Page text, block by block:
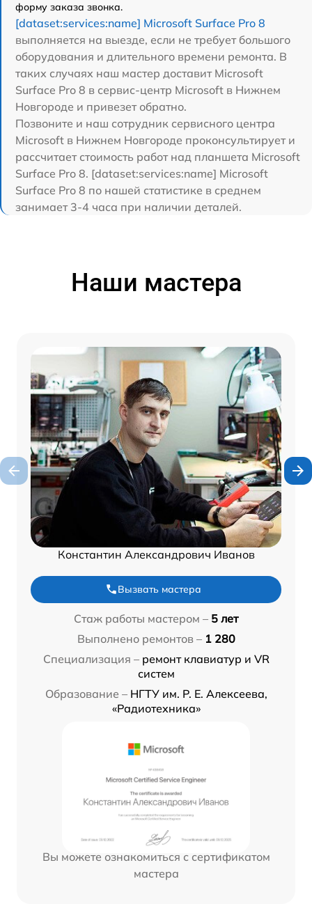
форму заказа звонка.
[dataset:services:name] Microsoft Surface Pro 8
выполняется на выезде, если не требует большого
оборудования и длительного времени ремонта. В
таких случаях наш мастер доставит Microsoft
Surface Pro 8 в сервис-центр Microsoft в Нижнем
Новгороде и привезет обратно.
Позвоните и наш сотрудник сервисного центра
Microsoft в Нижнем Новгороде проконсультирует и
рассчитает стоимость работ над планшета Microsoft
Surface Pro 8. [dataset:services:name] Microsoft
Surface Pro 8 по нашей статистике в среднем
занимает 3-4 часа при наличии деталей.
Наши мастера
Константин Александрович Иванов
Вызвать мастера
Стаж работы мастером – 5 лет
Выполнено ремонтов – 1 280
Специализация – ремонт клавиатур и VR
систем
Образование – НГТУ им. Р. Е. Алексеева,
«Радиотехника»
Вы можете ознакомиться с сертификатом
мастера